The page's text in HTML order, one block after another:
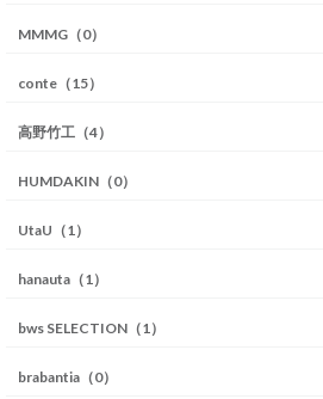
MMMG（0）
conte（15）
高野竹工（4）
HUMDAKIN（0）
UtaU（1）
hanauta（1）
bws SELECTION（1）
brabantia（0）